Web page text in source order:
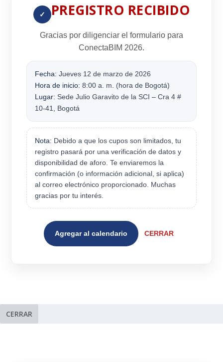
✓ PREGISTRO RECIBIDO
Gracias por diligenciar el formulario para
ConectaBIM 2026.
Fecha: Jueves 12 de marzo de 2026
Hora de inicio: 8:00 a. m. (hora de Bogotá)
Lugar: Sede Julio Garavito de la SCI – Cra 4 #
10-41, Bogotá
Nota: Debido a que los cupos son limitados, tu
registro pasará por una verificación de datos y
disponibilidad de aforo. Te enviaremos la
confirmación (o información adicional, si aplica)
al correo electrónico proporcionado. Muchas
gracias por tu interés.
Agregar al calendario CERRAR
CERRAR